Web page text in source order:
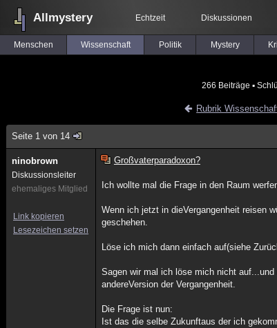
Allmystery Echtzeit Diskussionen
Menschen Wissenschaft Politik Mystery
266 Beiträge ▪
Rubrik
Seite 1 von 14
ninobrown
Diskussionsleiter
ehemaliges Mitglied
Link kopieren
Lesezeichen setzen
Großvaterparadoxon?
Ich wollte mal die Frage in den Raum
Wenn ich jetzt in dieVergangenheit reisen
geschehen.
Löse ich mich dann einfach auf(siehe
Sagen wir mal ich löse mich nicht
andereVersion der Vergangenheit.
Die Frage ist nun:
Ist das die selbe Zukunftaus der ich